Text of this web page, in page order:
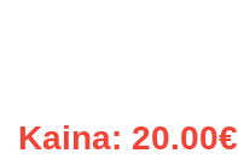
Kaina: 20.00€